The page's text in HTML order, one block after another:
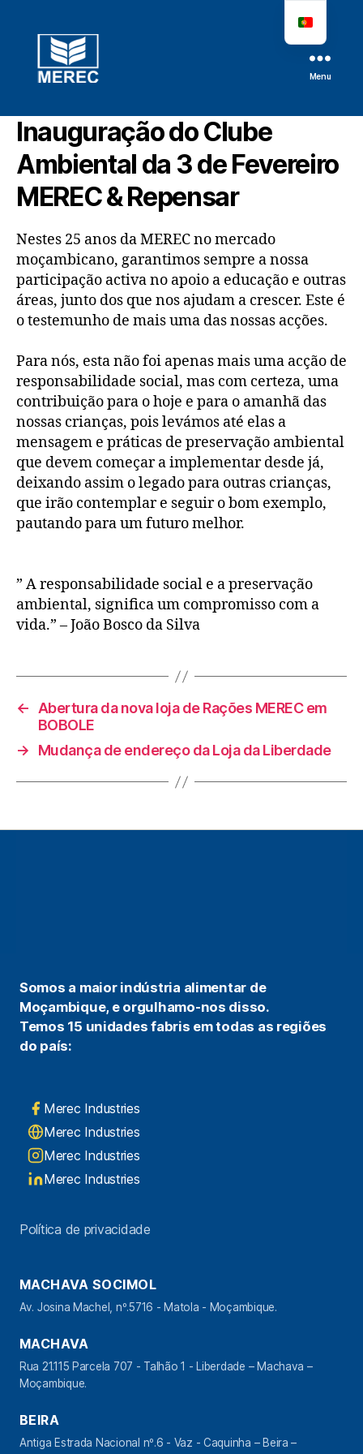
Menu
Inauguração do Clube
Ambiental da 3 de Fevereiro
MEREC & Repensar
Nestes 25 anos da MEREC no mercado
moçambicano, garantimos sempre a nossa
participação activa no apoio a educação e outras
áreas, junto dos que nos ajudam a crescer. Este é
o testemunho de mais uma das nossas acções.
Para nós, esta não foi apenas mais uma acção de
responsabilidade social, mas com certeza, uma
contribuição para o hoje e para o amanhã das
nossas crianças, pois levámos até elas a
mensagem e práticas de preservação ambiental
que devem começar a implementar desde já,
deixando assim o legado para outras crianças,
que irão contemplar e seguir o bom exemplo,
pautando para um futuro melhor.
” A responsabilidade social e a preservação
ambiental, significa um compromisso com a
vida.” – João Bosco da Silva
←
Abertura da nova loja de Rações MEREC em
BOBOLE
→
Mudança de endereço da Loja da Liberdade
Somos a maior indústria alimentar de
Moçambique, e orgulhamo-nos disso.
Temos 15 unidades fabris em todas as regiões
do país:
Merec Industries
Merec Industries
Merec Industries
Merec Industries
Política de privacidade
MACHAVA SOCIMOL
Av. Josina Machel, nº.5716 - Matola - Moçambique.
MACHAVA
Rua 21.115 Parcela 707 - Talhão 1 - Liberdade – Machava –
Moçambique.
BEIRA
Antiga Estrada Nacional nº.6 - Vaz - Caquinha – Beira –